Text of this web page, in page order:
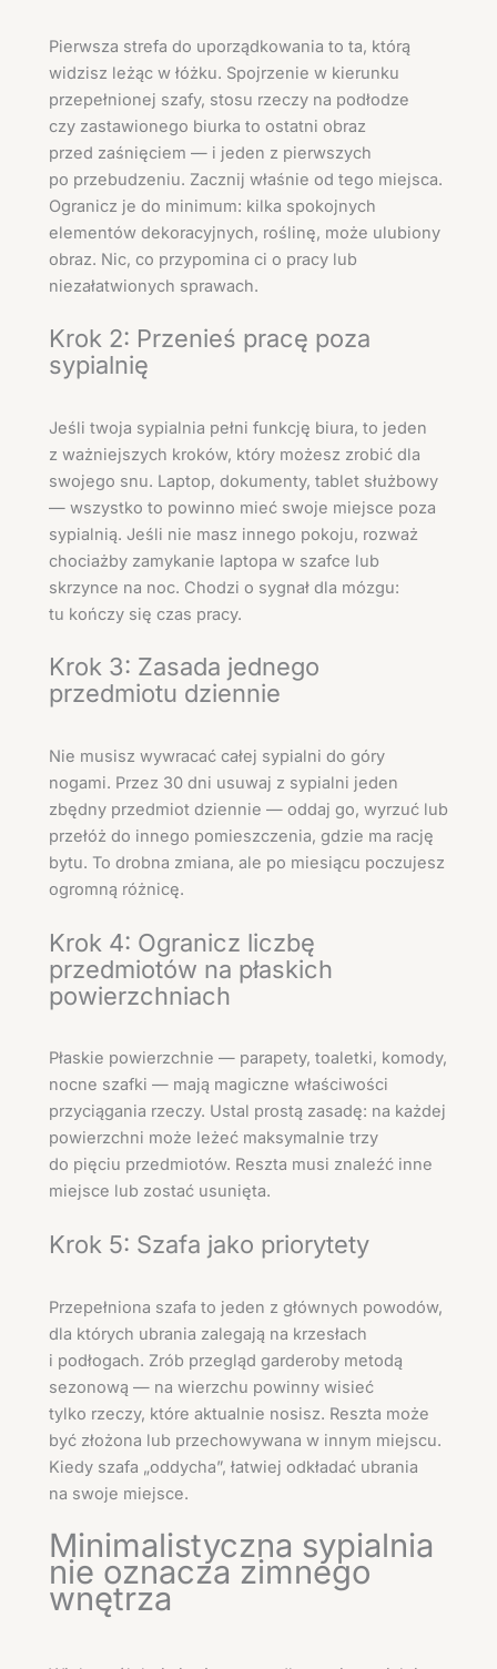
Pierwsza strefa do uporządkowania to ta, którą
widzisz leżąc w łóżku. Spojrzenie w kierunku
przepełnionej szafy, stosu rzeczy na podłodze
czy zastawionego biurka to ostatni obraz
przed zaśnięciem — i jeden z pierwszych
po przebudzeniu. Zacznij właśnie od tego miejsca.
Ogranicz je do minimum: kilka spokojnych
elementów dekoracyjnych, roślinę, może ulubiony
obraz. Nic, co przypomina ci o pracy lub
niezałatwionych sprawach.
Krok 2: Przenieś pracę poza
sypialnię
Jeśli twoja sypialnia pełni funkcję biura, to jeden
z ważniejszych kroków, który możesz zrobić dla
swojego snu. Laptop, dokumenty, tablet służbowy
— wszystko to powinno mieć swoje miejsce poza
sypialnią. Jeśli nie masz innego pokoju, rozważ
chociażby zamykanie laptopa w szafce lub
skrzynce na noc. Chodzi o sygnał dla mózgu:
tu kończy się czas pracy.
Krok 3: Zasada jednego
przedmiotu dziennie
Nie musisz wywracać całej sypialni do góry
nogami. Przez 30 dni usuwaj z sypialni jeden
zbędny przedmiot dziennie — oddaj go, wyrzuć lub
przełóż do innego pomieszczenia, gdzie ma rację
bytu. To drobna zmiana, ale po miesiącu poczujesz
ogromną różnicę.
Krok 4: Ogranicz liczbę
przedmiotów na płaskich
powierzchniach
Płaskie powierzchnie — parapety, toaletki, komody,
nocne szafki — mają magiczne właściwości
przyciągania rzeczy. Ustal prostą zasadę: na każdej
powierzchni może leżeć maksymalnie trzy
do pięciu przedmiotów. Reszta musi znaleźć inne
miejsce lub zostać usunięta.
Krok 5: Szafa jako priorytety
Przepełniona szafa to jeden z głównych powodów,
dla których ubrania zalegają na krzesłach
i podłogach. Zrób przegląd garderoby metodą
sezonową — na wierzchu powinny wisieć
tylko rzeczy, które aktualnie nosisz. Reszta może
być złożona lub przechowywana w innym miejscu.
Kiedy szafa „oddycha”, łatwiej odkładać ubrania
na swoje miejsce.
Minimalistyczna sypialnia
nie oznacza zimnego
wnętrza